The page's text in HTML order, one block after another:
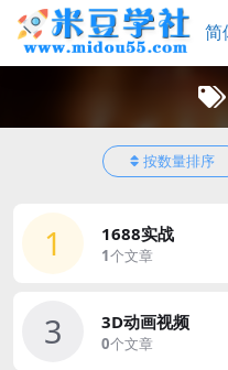
按数量排序
1 1688实战
1个文章
3 3D动画视频
0个文章